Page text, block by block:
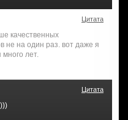
Цитата
качественных
не на один раз. вот даже я
лет.
Цитата